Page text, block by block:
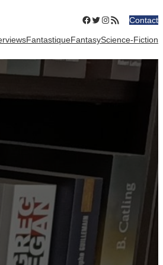
Facebook
Twitter
Instagram
Flux RSSContact
FantastiqueFantasyScience-Fiction